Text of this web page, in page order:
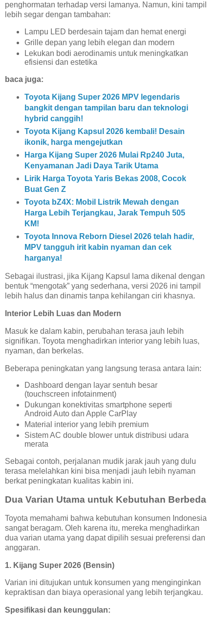
penghormatan terhadap versi lamanya. Namun, kini tampil
lebih segar dengan tambahan:
Lampu LED berdesain tajam dan hemat energi
Grille depan yang lebih elegan dan modern
Lekukan bodi aerodinamis untuk meningkatkan
efisiensi dan estetika
baca juga:
Toyota Kijang Super 2026 MPV legendaris
bangkit dengan tampilan baru dan teknologi
hybrid canggih!
Toyota Kijang Kapsul 2026 kembali! Desain
ikonik, harga mengejutkan
Harga Kijang Super 2026 Mulai Rp240 Juta,
Kenyamanan Jadi Daya Tarik Utama
Lirik Harga Toyota Yaris Bekas 2008, Cocok
Buat Gen Z
Toyota bZ4X: Mobil Listrik Mewah dengan
Harga Lebih Terjangkau, Jarak Tempuh 505
KM!
Toyota Innova Reborn Diesel 2026 telah hadir,
MPV tangguh irit kabin nyaman dan cek
harganya!
Sebagai ilustrasi, jika Kijang Kapsul lama dikenal dengan
bentuk “mengotak” yang sederhana, versi 2026 ini tampil
lebih halus dan dinamis tanpa kehilangan ciri khasnya.
Interior Lebih Luas dan Modern
Masuk ke dalam kabin, perubahan terasa jauh lebih
signifikan. Toyota menghadirkan interior yang lebih luas,
nyaman, dan berkelas.
Beberapa peningkatan yang langsung terasa antara lain:
Dashboard dengan layar sentuh besar
(touchscreen infotainment)
Dukungan konektivitas smartphone seperti
Android Auto dan Apple CarPlay
Material interior yang lebih premium
Sistem AC double blower untuk distribusi udara
merata
Sebagai contoh, perjalanan mudik jarak jauh yang dulu
terasa melelahkan kini bisa menjadi jauh lebih nyaman
berkat peningkatan kualitas kabin ini.
Dua Varian Utama untuk Kebutuhan Berbeda
Toyota memahami bahwa kebutuhan konsumen Indonesia
sangat beragam. Oleh karena itu, mereka menghadirkan
dua varian utama yang dapat dipilih sesuai preferensi dan
anggaran.
1. Kijang Super 2026 (Bensin)
Varian ini ditujukan untuk konsumen yang menginginkan
kepraktisan dan biaya operasional yang lebih terjangkau.
Spesifikasi dan keunggulan: